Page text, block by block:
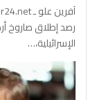
رصد إطلاق صاروخ
الإسرائيلية،…